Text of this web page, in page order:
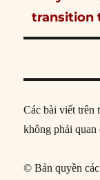
post:
transition
Các bài viết trên
không phải
© Bản quyền